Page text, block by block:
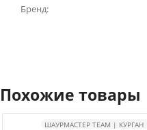
Бренд:
Похожие товары
ШАУРМАСТЕР TEAM | КУРГАН